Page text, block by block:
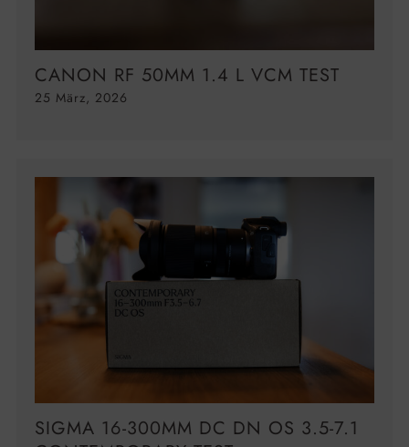
CANON RF 50MM 1.4 L VCM TEST
25 März, 2026
SIGMA 16-300MM DC DN OS 3.5-7.1